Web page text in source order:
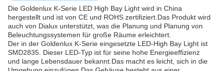
Die Goldenlux K-Serie LED High Bay Light wird in China
hergestellt und ist von CE und ROHS zertifiziert.Das Produkt wird
auch von Dialux unterstützt, was die Planung und Planung von
Beleuchtungssystemen für große Räume erleichtert.
Der in der Goldenlux K-Serie eingesetzte LED-High Bay Light ist
SMD2835. Dieser LED-Typ ist für seine hohe Energieeffizienz
und lange Lebensdauer bekannt.Das macht es leicht, sich in die